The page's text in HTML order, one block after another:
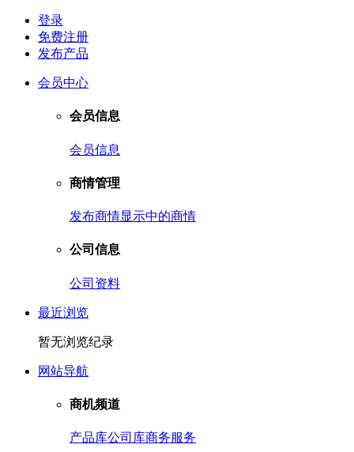
登录
免费注册
发布产品
会员中心
会员信息
会员信息
商情管理
发布商情显示中的商情
公司信息
公司资料
最近浏览
暂无浏览纪录
网站导航
商机频道
产品库公司库商务服务